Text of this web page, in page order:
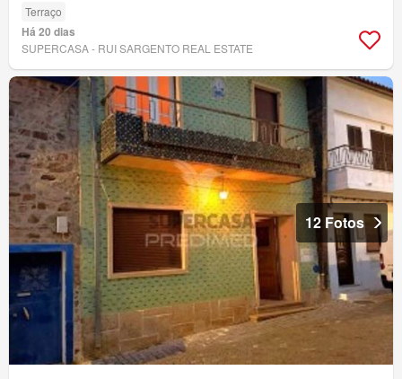
Terraço
Há 20 dias
SUPERCASA - RUI SARGENTO REAL ESTATE
12 Fotos